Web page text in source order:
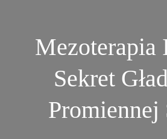
Mezoterapia
Sekret
Promiennej